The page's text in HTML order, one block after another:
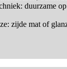
duurzame
zijde mat of